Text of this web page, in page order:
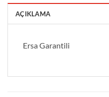
AÇIKLAMA
Ersa Garantili